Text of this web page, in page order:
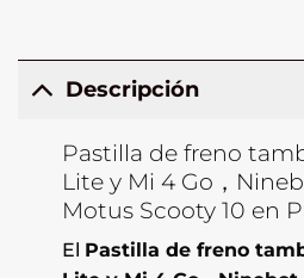
Descripción
Pastilla de freno
Lite y Mi 4 Go，
Motus Scooty 10 en
El Pastilla de freno